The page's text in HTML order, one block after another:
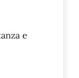
e